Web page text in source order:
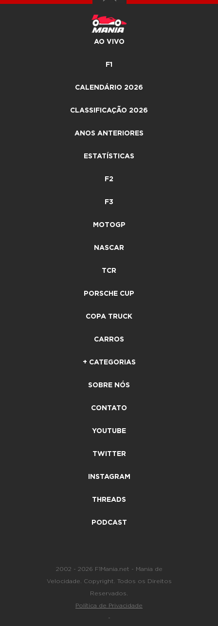
AO VIVO
F1
CALENDÁRIO 2026
CLASSIFICAÇÃO 2026
ANOS ANTERIORES
ESTATÍSTICAS
F2
F3
MOTOGP
NASCAR
TCR
PORSCHE CUP
COPA TRUCK
CARROS
+ CATEGORIAS
SOBRE NÓS
CONTATO
YOUTUBE
TWITTER
INSTAGRAM
THREADS
PODCAST
2002 - 2026 F1Mania.net - Mania de
Velocidade. Copyright. Todos os Direitos
Reservados.
Política de Privacidade
-